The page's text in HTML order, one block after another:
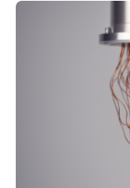
werden schnell
der Forschung der
Jahre alt
Internationalen
technologie
internationale